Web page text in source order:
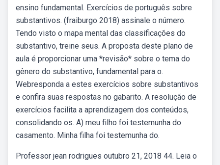
ensino fundamental. Exercícios de português sobre
substantivos. (fraiburgo 2018) assinale o número.
Tendo visto o mapa mental das classificações do
substantivo, treine seus. A proposta deste plano de
aula é proporcionar uma *revisão* sobre o tema do
gênero do substantivo, fundamental para o.
Webresponda a estes exercícios sobre substantivos
e confira suas respostas no gabarito. A resolução de
exercícios facilita a aprendizagem dos conteúdos,
consolidando os. A) meu filho foi testemunha do
casamento. Minha filha foi testemunha do.
Professor jean rodrigues outubro 21, 2018 44. Leia o